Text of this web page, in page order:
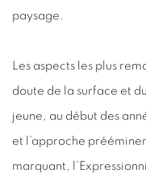
paysage.
Les aspects les plus
doute de la surface et
jeune, au début des
et l’approche
marquant,